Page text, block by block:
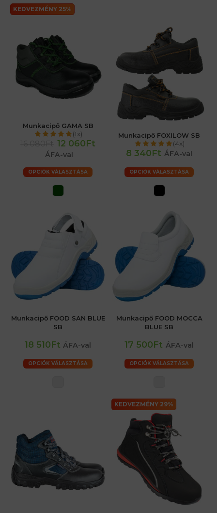
KEDVEZMÉNY 25%
Munkacipő GAMA SB
(1x)
12 060Ft
ÁFA-val
OPCIÓK VÁLASZTÁSA
Munkacipő FOXILOW SB
(4x)
8 340Ft ÁFA-val
OPCIÓK VÁLASZTÁSA
Munkacipő FOOD SAN BLUE
SB
18 510Ft ÁFA-val
OPCIÓK VÁLASZTÁSA
Munkacipő FOOD MOCCA
BLUE SB
17 500Ft ÁFA-val
OPCIÓK VÁLASZTÁSA
KEDVEZMÉNY 29%